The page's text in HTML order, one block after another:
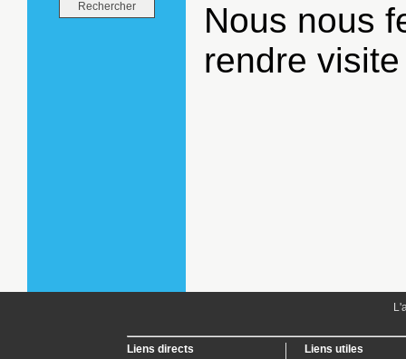
Nous nous
rendre
Liens directs
Liens utiles